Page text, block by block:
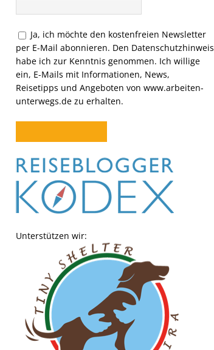
Ja, ich möchte den kostenfreien Newsletter
per E-Mail abonnieren. Den Datenschutzhinweis
habe ich zur Kenntnis genommen. Ich willige
ein, E-Mails mit Informationen, News,
Reisetipps und Angeboten von www.arbeiten-
unterwegs.de zu erhalten.
Unterstützen wir: